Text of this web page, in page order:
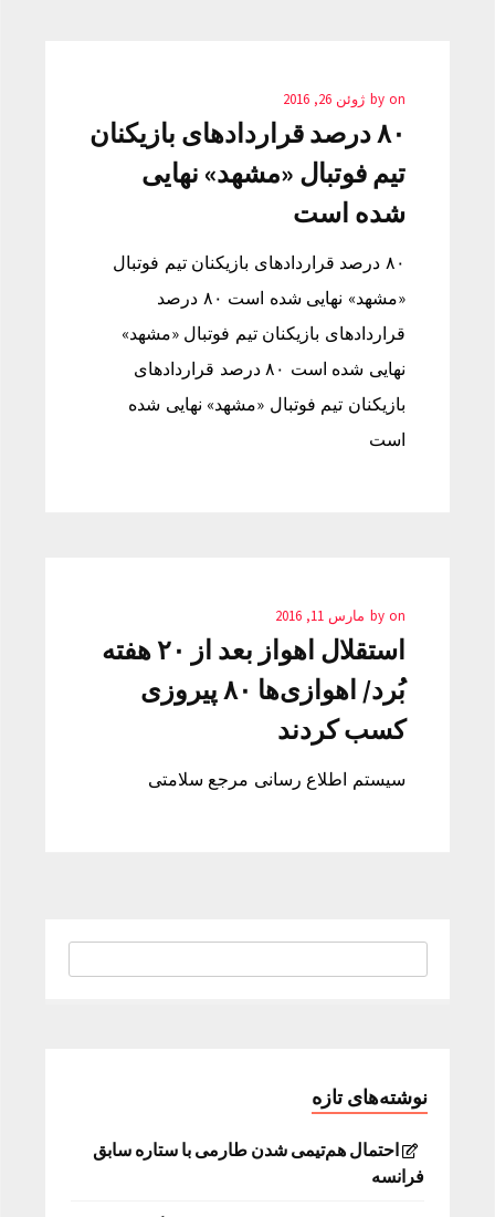
by on ژوئن 26, 2016
۸۰ درصد قراردادهای بازیکنان
تیم فوتبال «مشهد» نهايی
شده است
۸۰ درصد قراردادهای بازیکنان تیم فوتبال
«مشهد» نهايی شده است ۸۰ درصد
قراردادهای بازیکنان تیم فوتبال «مشهد»
نهايی شده است ۸۰ درصد قراردادهای
بازیکنان تیم فوتبال «مشهد» نهايی شده
است
by on مارس 11, 2016
استقلال اهواز بعد از ۲۰ هفته
بُرد/ اهوازی‌ها ۸۰ پیروزی
کسب کردند
سیستم اطلاع رسانی مرجع سلامتی
نوشته‌های تازه
احتمال هم‌تیمی شدن طارمی با ستاره سابق
فرانسه